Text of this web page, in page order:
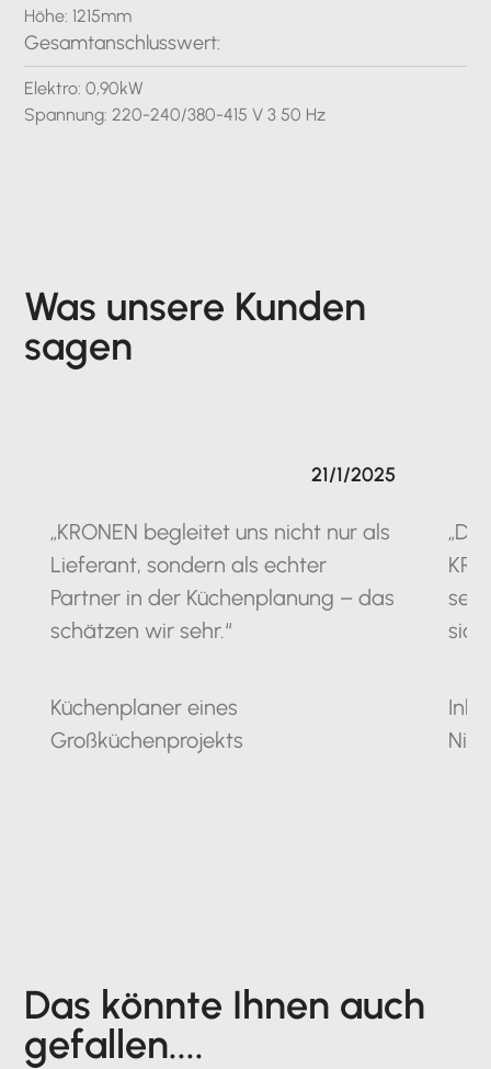
Höhe: 1215mm
Gesamtanschlusswert:
Elektro: 0,90kW
Spannung: 220-240/380-415 V 3 50 Hz
Was unsere Kunden
sagen
„KRONEN begleitet uns nicht nur als
Lieferant, sondern als echter
Partner in der Küchenplanung – das
schätzen wir sehr.“
Küchenplaner eines
Großküchenprojekts
21/1/2025
seit
sich
Das könnte Ihnen auch
gefallen....